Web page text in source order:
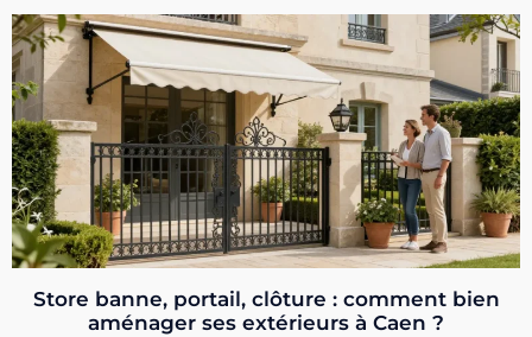
Store banne, portail, clôture : comment bien
aménager ses extérieurs à Caen ?